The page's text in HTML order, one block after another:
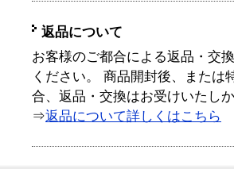
返品について
お客様のご都合による返品・交
ください。 商品開封後、または
合、返品・交換はお受けいたし
⇒返品について詳しくはこちら